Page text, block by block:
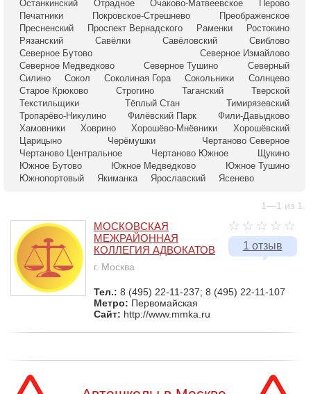
Останкинский
Отрадное Очаково-Матвеевское
Перово
Печатники
Покровское-Стрешнево
Преображенское
Пресненский
Проспект Вернадского Раменки
Ростокино
Рязанский
Савёлки Савёловский
Свиблово
Северное Бутово
Северное Измайлово
Северное Медведково
Северное Тушино
Северный
Силино
Сокол Соколиная Гора Сокольники
Солнцево
Старое Крюково
Строгино Таганский
Тверской
Текстильщики
Тёплый Стан
Тимирязевский
Тропарёво-Никулино
Филёвский Парк
Фили-Давыдково
Хамовники
Ховрино Хорошёво-Мнёвники
Хорошёвский
Царицыно
Черёмушки
Чертаново Северное
Чертаново Центральное
Чертаново Южное
Щукино
Южное Бутово
Южное Медведково
Южное Тушино
Южнопортовый
Якиманка Ярославский Ясенево
1—1 из 1.
1 отзыв
МОСКОВСКАЯ
МЕЖРАЙОННАЯ
КОЛЛЕГИЯ АДВОКАТОВ
г. Москва
Тел.: 8 (495) 22-11-237; 8 (495) 22-11-107
Метро: Первомайская
Сайт: http://www.mmka.ru